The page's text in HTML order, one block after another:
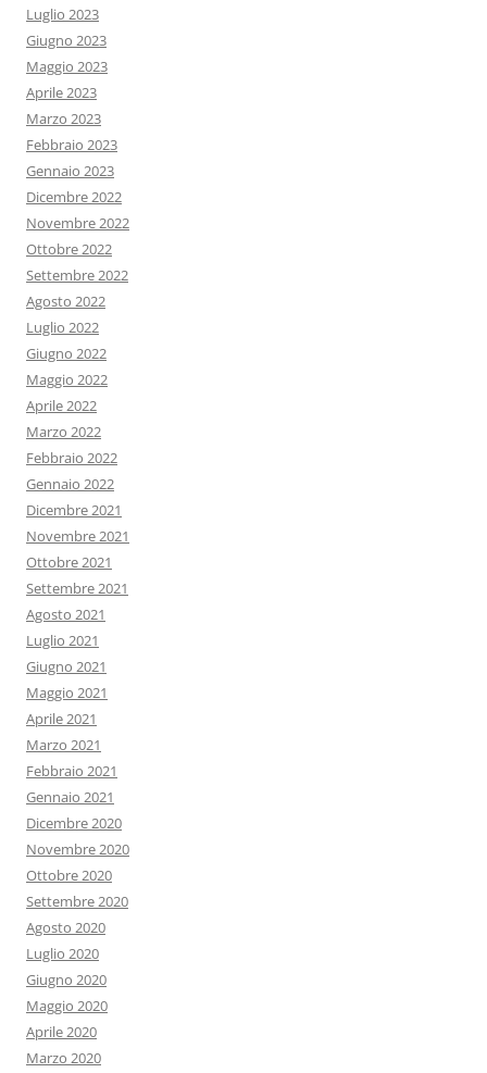
Luglio 2023
Giugno 2023
Maggio 2023
Aprile 2023
Marzo 2023
Febbraio 2023
Gennaio 2023
Dicembre 2022
Novembre 2022
Ottobre 2022
Settembre 2022
Agosto 2022
Luglio 2022
Giugno 2022
Maggio 2022
Aprile 2022
Marzo 2022
Febbraio 2022
Gennaio 2022
Dicembre 2021
Novembre 2021
Ottobre 2021
Settembre 2021
Agosto 2021
Luglio 2021
Giugno 2021
Maggio 2021
Aprile 2021
Marzo 2021
Febbraio 2021
Gennaio 2021
Dicembre 2020
Novembre 2020
Ottobre 2020
Settembre 2020
Agosto 2020
Luglio 2020
Giugno 2020
Maggio 2020
Aprile 2020
Marzo 2020